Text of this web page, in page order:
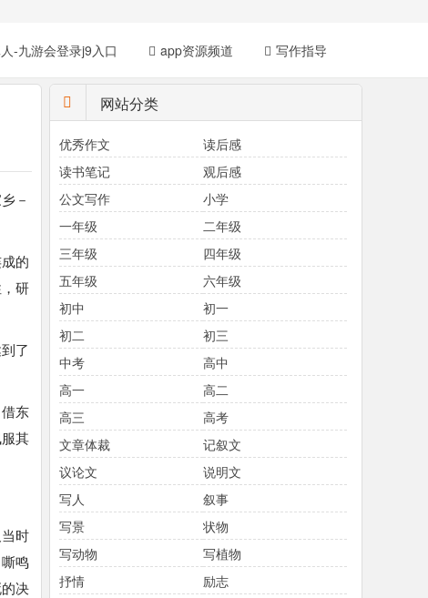
-九游会登录j9入口 app资源频道 写作指导
－
的
研
了
东
其
时
鸣
决
网站分类
优秀作文
读后感
读书笔记
观后感
公文写作
小学
一年级
二年级
三年级
四年级
五年级
六年级
初中
初一
初二
初三
中考
高中
高一
高二
高三
高考
文章体裁
记叙文
议论文
说明文
写人
叙事
写景
状物
写动物
写植物
抒情
励志